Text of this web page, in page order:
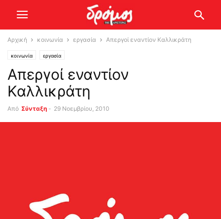
Αρχική κοινωνία εργασία Απεργοί εναντίον Καλλικράτη
κοινωνία εργασία
Απεργοί εναντίον
Καλλικράτη
Από Σύνταξη - 29 Νοεμβρίου, 2010